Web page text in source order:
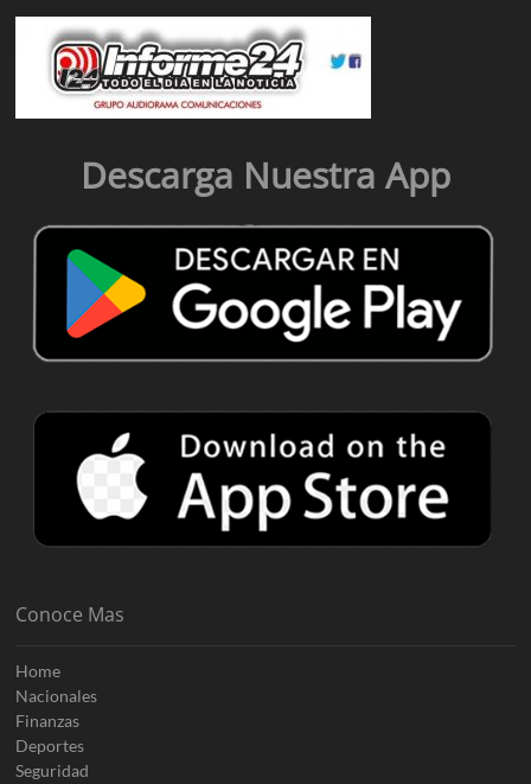
Descarga Nuestra App
Conoce Mas
Home
Nacionales
Finanzas
Deportes
Seguridad